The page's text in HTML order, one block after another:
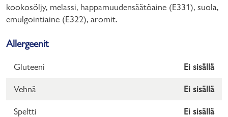
kookosöljy, melassi, happamuudensäätöaine (E331), suola,
emulgointiaine (E322), aromit.
Allergeenit
Gluteeni Ei sisällä
Vehnä Ei sisällä
Speltti Ei sisällä